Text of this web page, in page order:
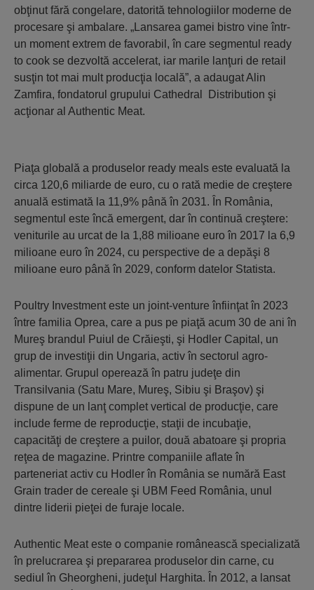
obţinut fără congelare, datorită tehnologiilor moderne de
procesare şi ambalare. „Lansarea gamei bistro vine într-
un moment extrem de favorabil, în care segmentul ready
to cook se dezvoltă accelerat, iar marile lanţuri de retail
susţin tot mai mult producţia locală”, a adaugat Alin
Zamfira, fondatorul grupului Cathedral Distribution şi
acţionar al Authentic Meat.
Piaţa globală a produselor ready meals este evaluată la
circa 120,6 miliarde de euro, cu o rată medie de creştere
anuală estimată la 11,9% până în 2031. În România,
segmentul este încă emergent, dar în continuă creştere:
veniturile au urcat de la 1,88 milioane euro în 2017 la 6,9
milioane euro în 2024, cu perspective de a depăşi 8
milioane euro până în 2029, conform datelor Statista.
Poultry Investment este un joint-venture înfiinţat în 2023
între familia Oprea, care a pus pe piaţă acum 30 de ani în
Mureş brandul Puiul de Crăieşti, şi Hodler Capital, un
grup de investiţii din Ungaria, activ în sectorul agro-
alimentar. Grupul operează în patru judeţe din
Transilvania (Satu Mare, Mureş, Sibiu şi Braşov) şi
dispune de un lanţ complet vertical de producţie, care
include ferme de reproducţie, staţii de incubaţie,
capacităţi de creştere a puilor, două abatoare şi propria
reţea de magazine. Printre companiile aflate în
parteneriat activ cu Hodler în România se numără East
Grain trader de cereale şi UBM Feed România, unul
dintre liderii pieţei de furaje locale.
Authentic Meat este o companie românească specializată
în prelucrarea şi prepararea produselor din carne, cu
sediul în Gheorgheni, judeţul Harghita. În 2012, a lansat